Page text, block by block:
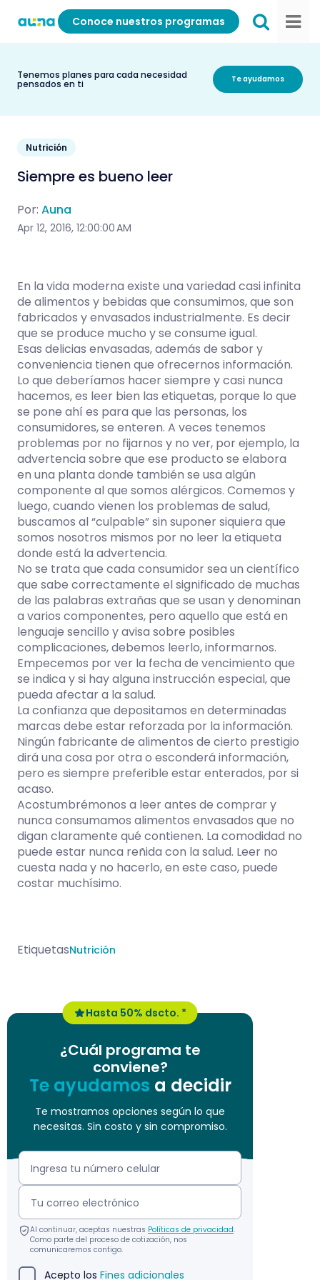
Conoce nuestros programas
Tenemos planes para cada necesidad
pensados en ti Te ayudamos
Nutrición
Siempre es bueno leer
Por: Auna
Apr 12, 2016, 12:00:00 AM
En la vida moderna existe una variedad casi infinita
de alimentos y bebidas que consumimos, que son
fabricados y envasados industrialmente. Es decir
que se produce mucho y se consume igual.
Esas delicias envasadas, además de sabor y
conveniencia tienen que ofrecernos información.
Lo que deberíamos hacer siempre y casi nunca
hacemos, es leer bien las etiquetas, porque lo que
se pone ahí es para que las personas, los
consumidores, se enteren. A veces tenemos
problemas por no fijarnos y no ver, por ejemplo, la
advertencia sobre que ese producto se elabora
en una planta donde también se usa algún
componente al que somos alérgicos. Comemos y
luego, cuando vienen los problemas de salud,
buscamos al “culpable” sin suponer siquiera que
somos nosotros mismos por no leer la etiqueta
donde está la advertencia.
No se trata que cada consumidor sea un científico
que sabe correctamente el significado de muchas
de las palabras extrañas que se usan y denominan
a varios componentes, pero aquello que está en
lenguaje sencillo y avisa sobre posibles
complicaciones, debemos leerlo, informarnos.
Empecemos por ver la fecha de vencimiento que
se indica y si hay alguna instrucción especial, que
pueda afectar a la salud.
La confianza que depositamos en determinadas
marcas debe estar reforzada por la información.
Ningún fabricante de alimentos de cierto prestigio
dirá una cosa por otra o esconderá información,
pero es siempre preferible estar enterados, por si
acaso.
Acostumbrémonos a leer antes de comprar y
nunca consumamos alimentos envasados que no
digan claramente qué contienen. La comodidad no
puede estar nunca reñida con la salud. Leer no
cuesta nada y no hacerlo, en este caso, puede
costar muchísimo.
EtiquetasNutrición
Hasta 50% dscto. *
¿Cuál programa te
conviene?
Te ayudamos a decidir
Te mostramos opciones según lo que
necesitas. Sin costo y sin compromiso.
Al continuar, aceptas nuestras Políticas de privacidad.
Como parte del proceso de cotización, nos
comunicaremos contigo.
Acepto los Fines adicionales